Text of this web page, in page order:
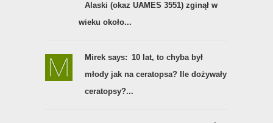
Alaski (okaz UAMES 3551) zginął w
wieku około...
Mirek says: 10 lat, to chyba był
młody jak na ceratopsa? Ile dożywały
ceratopsy?...